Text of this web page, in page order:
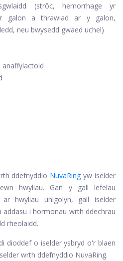
(strôc, hemorrhage yr
galon a thrawiad ar y galon,
neu bwysedd gwaed uchel)
anaffylactoid
ddefnyddio NuvaRing yw iselder
hwyliau. Gan y gall lefelau
hwyliau unigolyn, gall iselder
i hormonau wrth ddechrau
rheolaidd.
dioddef o iselder ysbryd o'r blaen
wrth ddefnyddio NuvaRing.